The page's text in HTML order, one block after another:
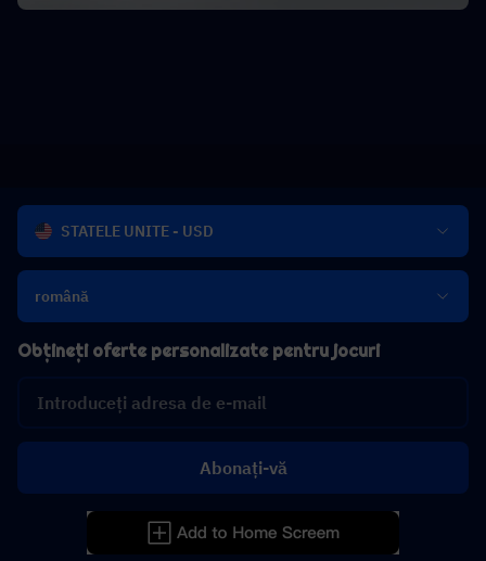
STATELE UNITE - USD
română
Obțineți oferte personalizate pentru jocuri
Abonați-vă